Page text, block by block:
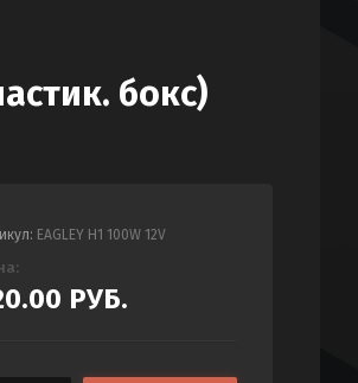
бокс)
EAGLEY H1 100W 12V
РУБ.